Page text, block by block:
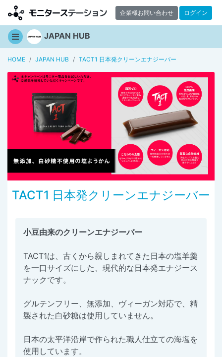
企業様お問い合わせ ログイン
JAPAN HUB
HOME JAPAN HUB TACT1 日本発クリーンエナジーバー
TACT1 日本発クリーンエナジーバー
小豆由来のクリーンエナジーバー
TACT1は、古くから親しまれてきた日本の塩羊羹
を一口サイズにした、現代的な日本発エナジース
ナックです。
グルテンフリー、無添加、ヴィーガン対応で、精
製された白砂糖は使用していません。
日本の太平洋沿岸で作られた職人仕立ての海塩を
使用しています。